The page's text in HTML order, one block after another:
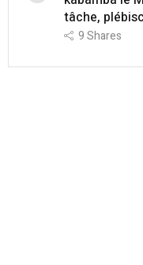
tâche,
9Shares